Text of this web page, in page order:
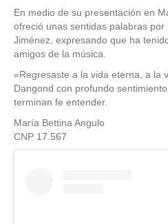
En medio de su presentación en
ofreció unas sentidas palabras por
Jiménez, expresando que ha
amigos de la música.
«Regresaste a la vida eterna, a la
Dangond con profundo
terminan fe entender.
María Bettina Angulo
CNP 17.567